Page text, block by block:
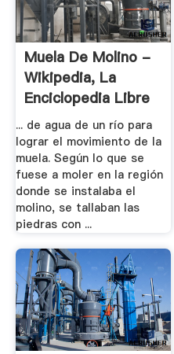
Muela De Molino -
Wikipedia, La
Enciclopedia Libre
... de agua de un río para
lograr el movimiento de la
muela. Según lo que se
fuese a moler en la región
donde se instalaba el
molino, se tallaban las
piedras con ...